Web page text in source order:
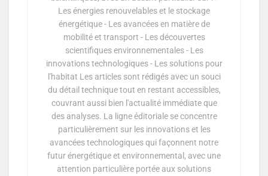
Les énergies renouvelables et le stockage
énergétique - Les avancées en matière de
mobilité et transport - Les découvertes
scientifiques environnementales - Les
innovations technologiques - Les solutions pour
l'habitat Les articles sont rédigés avec un souci
du détail technique tout en restant accessibles,
couvrant aussi bien l'actualité immédiate que
des analyses. La ligne éditoriale se concentre
particulièrement sur les innovations et les
avancées technologiques qui façonnent notre
futur énergétique et environnemental, avec une
attention particulière portée aux solutions